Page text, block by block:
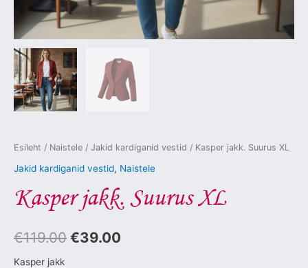
Esileht / Naistele / Jakid kardiganid vestid / Kasper jakk. Suurus XL
Jakid kardiganid vestid, Naistele
Kasper jakk. Suurus XL
€119.00 €39.00
Kasper jakk